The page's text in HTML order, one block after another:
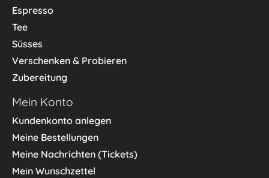
Espresso
Tee
Süsses
Verschenken & Probieren
Zubereitung
Mein Konto
Kundenkonto anlegen
Meine Bestellungen
Meine Nachrichten (Tickets)
Mein Wunschzettel